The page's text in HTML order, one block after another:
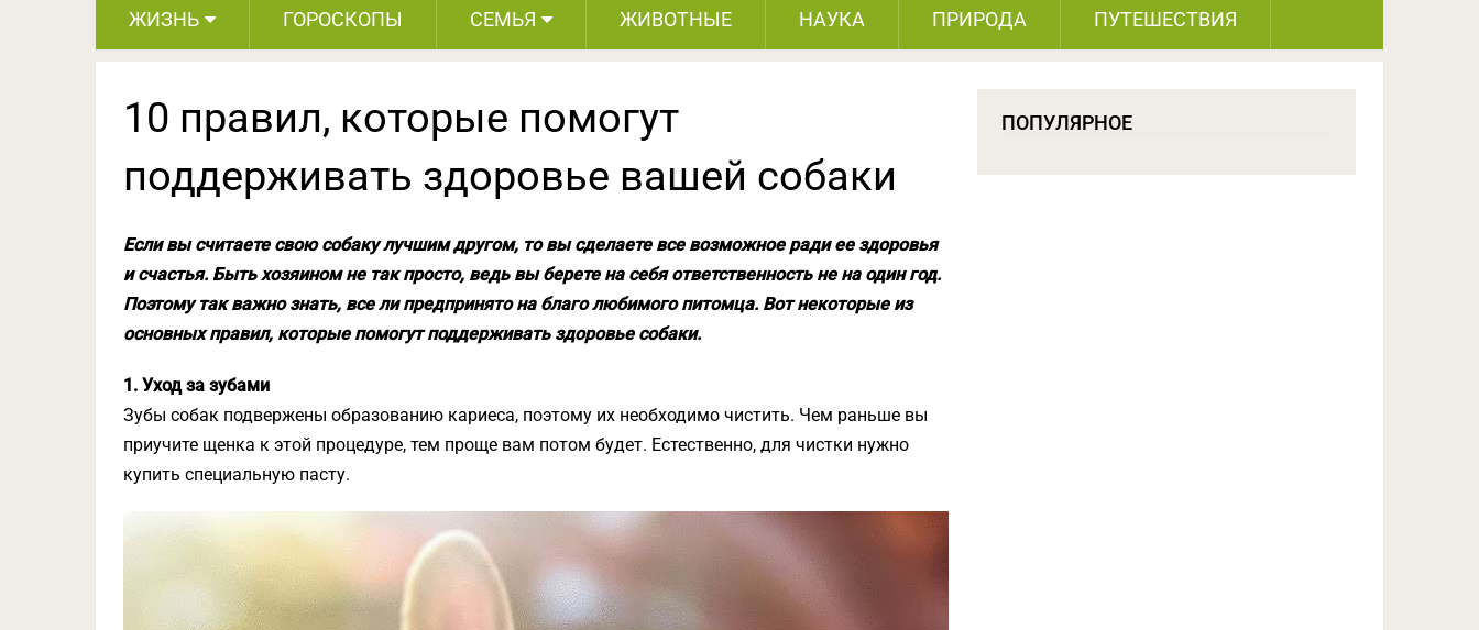
ЖИЗНЬ ГОРОСКОПЫ СЕМЬЯ ЖИВОТНЫЕ НАУКА ПРИРОДА ПУТЕШЕСТВИЯ
10 правил, которые помогут
поддерживать здоровье вашей собаки
Если вы считаете свою собаку лучшим другом, то вы сделаете все возможное ради ее здоровья
и счастья. Быть хозяином не так просто, ведь вы берете на себя ответственность не на один год.
Поэтому так важно знать, все ли предпринято на благо любимого питомца. Вот некоторые из
основных правил, которые помогут поддерживать здоровье собаки.
1. Уход за зубами
Зубы собак подвержены образованию кариеса, поэтому их необходимо чистить. Чем раньше вы
приучите щенка к этой процедуре, тем проще вам потом будет. Естественно, для чистки нужно
купить специальную пасту.
ПОПУЛЯРНОЕ